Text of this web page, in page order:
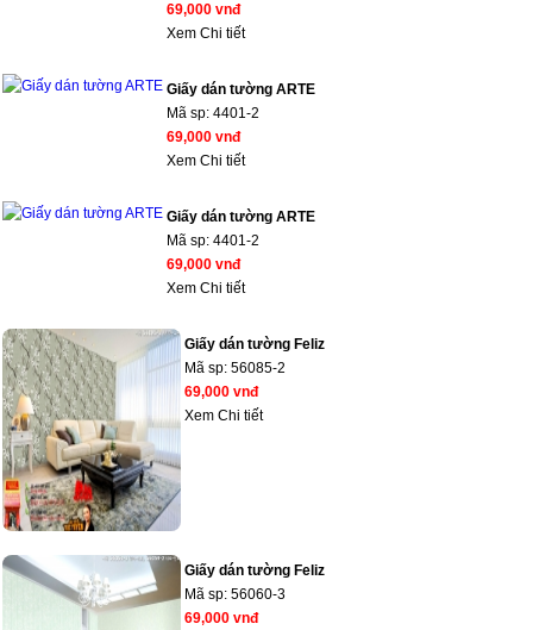
69,000 vnđ
Xem Chi tiết
Giấy dán tường ARTE
Mã sp: 4401-2
69,000 vnđ
Xem Chi tiết
Giấy dán tường ARTE
Mã sp: 4401-2
69,000 vnđ
Xem Chi tiết
Giấy dán tường Feliz
Mã sp: 56085-2
69,000 vnđ
Xem Chi tiết
Giấy dán tường Feliz
Mã sp: 56060-3
69,000 vnđ